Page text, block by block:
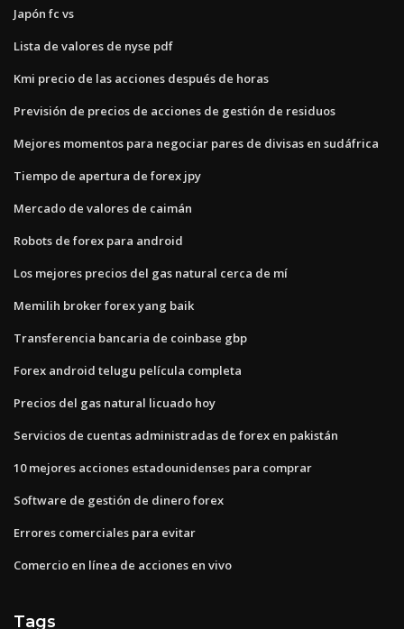
Japón fc vs
Lista de valores de nyse pdf
Kmi precio de las acciones después de horas
Previsión de precios de acciones de gestión de residuos
Mejores momentos para negociar pares de divisas en sudáfrica
Tiempo de apertura de forex jpy
Mercado de valores de caimán
Robots de forex para android
Los mejores precios del gas natural cerca de mí
Memilih broker forex yang baik
Transferencia bancaria de coinbase gbp
Forex android telugu película completa
Precios del gas natural licuado hoy
Servicios de cuentas administradas de forex en pakistán
10 mejores acciones estadounidenses para comprar
Software de gestión de dinero forex
Errores comerciales para evitar
Comercio en línea de acciones en vivo
Tags